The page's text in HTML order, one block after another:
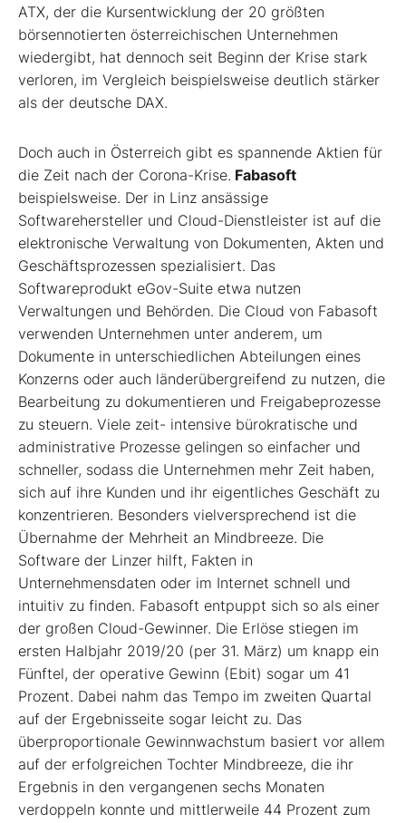
ATX, der die Kursentwicklung der 20 größten
börsennotierten österreichischen Unternehmen
wiedergibt, hat dennoch seit Beginn der Krise stark
verloren, im Vergleich beispielsweise deutlich stärker
als der deutsche DAX.
Doch auch in Österreich gibt es spannende Aktien für
die Zeit nach der Corona-Krise. Fabasoft
beispielsweise. Der in Linz ansässige
Softwarehersteller und Cloud-Dienstleister ist auf die
elektronische Verwaltung von Dokumenten, Akten und
Geschäftsprozessen spezialisiert. Das
Softwareprodukt eGov-Suite etwa nutzen
Verwaltungen und Behörden. Die Cloud von Fabasoft
verwenden Unternehmen unter anderem, um
Dokumente in unterschiedlichen Abteilungen eines
Konzerns oder auch länderübergreifend zu nutzen, die
Bearbeitung zu dokumentieren und Freigabeprozesse
zu steuern. Viele zeit- intensive bürokratische und
administrative Prozesse gelingen so einfacher und
schneller, sodass die Unternehmen mehr Zeit haben,
sich auf ihre Kunden und ihr eigentliches Geschäft zu
konzentrieren. Besonders vielversprechend ist die
Übernahme der Mehrheit an Mindbreeze. Die
Software der Linzer hilft, Fakten in
Unternehmensdaten oder im Internet schnell und
intuitiv zu finden. Fabasoft entpuppt sich so als einer
der großen Cloud-Gewinner. Die Erlöse stiegen im
ersten Halbjahr 2019/20 (per 31. März) um knapp ein
Fünftel, der operative Gewinn (Ebit) sogar um 41
Prozent. Dabei nahm das Tempo im zweiten Quartal
auf der Ergebnisseite sogar leicht zu. Das
überproportionale Gewinnwachstum basiert vor allem
auf der erfolgreichen Tochter Mindbreeze, die ihr
Ergebnis in den vergangenen sechs Monaten
verdoppeln konnte und mittlerweile 44 Prozent zum